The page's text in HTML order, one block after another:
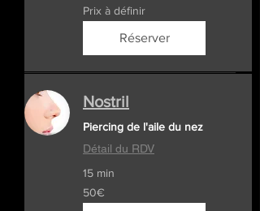
Prix
à
définir
Prix à définir
Réserver
Nostril
Piercing de l'aile du nez
Détail du RDV
15 min
50€
50€